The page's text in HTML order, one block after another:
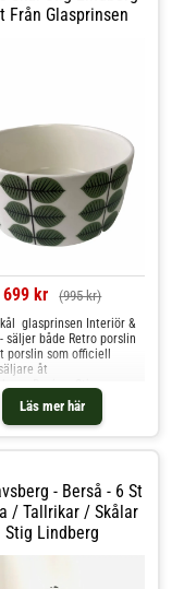
Från Glasprinsen
699 kr (995 kr)
Läs mer här
glasprinsen Interiör &
säljer både Retro porslin
porslin som officiell
åt
Design: Stig
BersåTillverkare:
nytt 1a
Diameter ca 13
Nyskick direkt
- Berså - 6 St
/ Tallrikar / Skålar
Stig Lindberg